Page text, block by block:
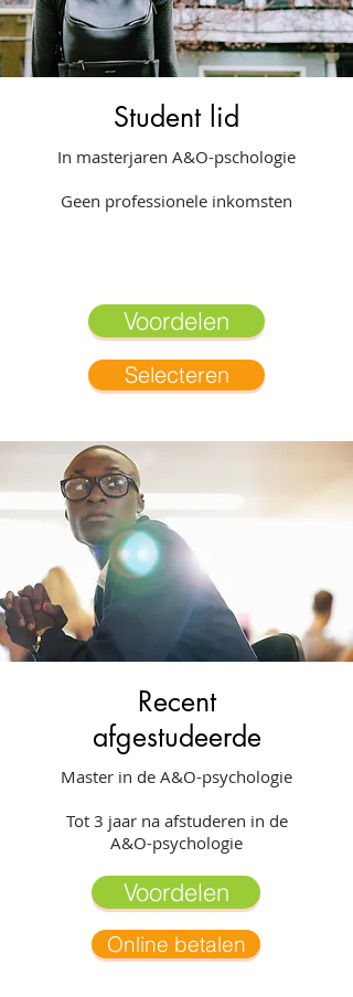
Student lid
In masterjaren A&O-pschologie
Geen professionele inkomsten
Voordelen
Selecteren
Recent
afgestudeerde
Master in de A&O-psychologie
Tot 3 jaar na afstuderen in de
A&O-psychologie
Voordelen
Online betalen